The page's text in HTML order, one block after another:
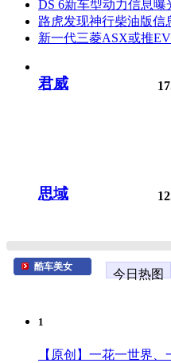
DS 6新车型动力信息曝
路虎发现神行柴油版信
新一代三菱ASX或推
君威
思域
酷车美女
今日热图
1
【原创】一花一世界